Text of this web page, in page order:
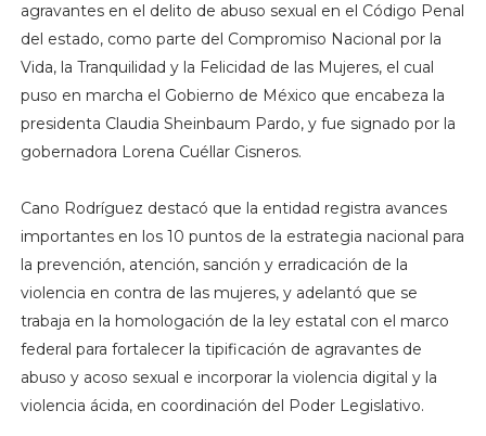
agravantes en el delito de abuso sexual en el Código Penal
del estado, como parte del Compromiso Nacional por la
Vida, la Tranquilidad y la Felicidad de las Mujeres, el cual
puso en marcha el Gobierno de México que encabeza la
presidenta Claudia Sheinbaum Pardo, y fue signado por la
gobernadora Lorena Cuéllar Cisneros.
Cano Rodríguez destacó que la entidad registra avances
importantes en los 10 puntos de la estrategia nacional para
la prevención, atención, sanción y erradicación de la
violencia en contra de las mujeres, y adelantó que se
trabaja en la homologación de la ley estatal con el marco
federal para fortalecer la tipificación de agravantes de
abuso y acoso sexual e incorporar la violencia digital y la
violencia ácida, en coordinación del Poder Legislativo.